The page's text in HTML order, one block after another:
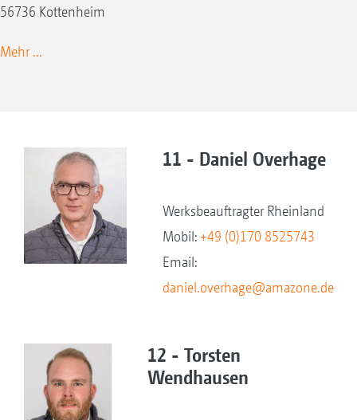
56736 Kottenheim
Mehr ...
11 - Daniel Overhage
Werksbeauftragter Rheinland
Mobil:+49 (0)170 8525743
Email:
daniel.overhage@amazone.de
12 - Torsten
Wendhausen